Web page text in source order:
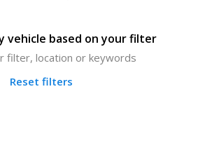
vehicle based on your filter
filter, location or keywords
Reset filters